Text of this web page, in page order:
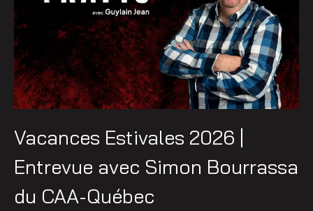
Vacances Estivales 2026 |
Entrevue avec Simon Bourrassa
du CAA-Québec